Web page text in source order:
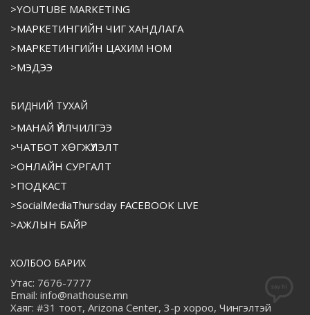
>YOUTUBE MARKETING
>МАРКЕТИНГИЙН ЧИГ ХАНДЛАГА
>МАРКЕТИНГИЙН ЦАХИМ НОМ
>МЭДЭЭ
БИДНИЙ ТУХАЙ
>МАНАЙ ҮЙЛЧИЛГЭЭ
>ЧАТБОТ ХӨГЖҮҮЛЭЛТ
>ОНЛАЙН СУРГАЛТ
>ПОДКАСТ
>SocialMediaThursday FACEBOOK LIVE
>АЖЛЫН БАЙР
ХОЛБОО БАРИХ
Утас: 7676-7777
Email: info@nathouse.mn
Хаяг: #31 тоот, Arizona Center, 3-р хороо, Чингэлтэй